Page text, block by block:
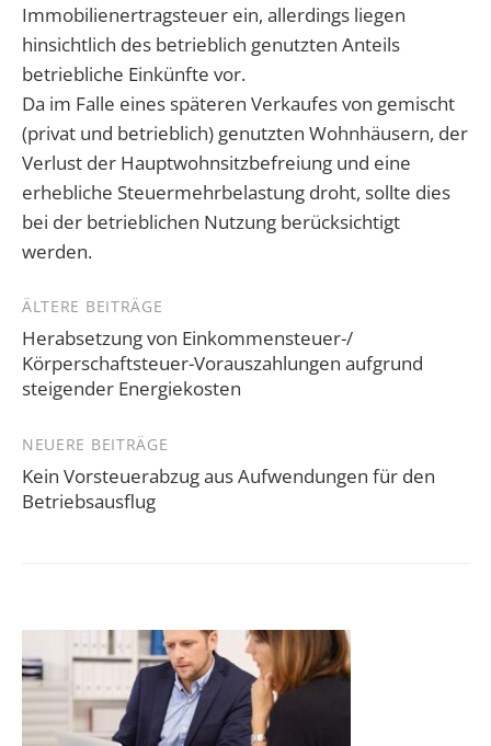
Immobilienertragsteuer ein, allerdings liegen
hinsichtlich des betrieblich genutzten Anteils
betriebliche Einkünfte vor.
Da im Falle eines späteren Verkaufes von gemischt
(privat und betrieblich) genutzten Wohnhäusern, der
Verlust der Hauptwohnsitzbefreiung und eine
erhebliche Steuermehrbelastung droht, sollte dies
bei der betrieblichen Nutzung berücksichtigt
werden.
Beitragsnavigation
ÄLTERE BEITRÄGE
Herabsetzung von Einkommensteuer-/
Körperschaftsteuer-Vorauszahlungen aufgrund
steigender Energiekosten
NEUERE BEITRÄGE
Kein Vorsteuerabzug aus Aufwendungen für den
Betriebsausflug